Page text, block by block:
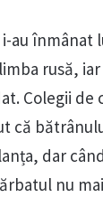
au înmânat
rusă, iar
Colegii de
că
dar
nu